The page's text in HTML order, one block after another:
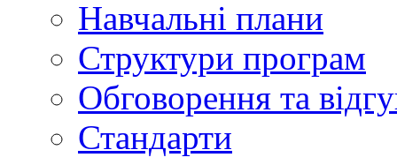
Навчальні плани
Структури програм
Обговорення та
Стандарти